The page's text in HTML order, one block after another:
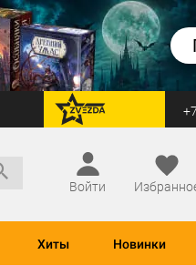
перейти на Zvezda
Войти
Хиты Новинки